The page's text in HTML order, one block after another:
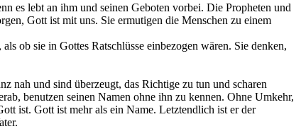
es lebt an ihm und seinen Geboten vorbei. Die Propheten und
Gott ist mit uns. Sie ermutigen die Menschen zu einem
ob sie in Gottes Ratschlüsse einbezogen wären. Sie denken,
nah und sind überzeugt, das Richtige zu tun und scharen
benutzen seinen Namen ohne ihn zu kennen. Ohne Umkehr,
ist. Gott ist mehr als ein Name. Letztendlich ist er der